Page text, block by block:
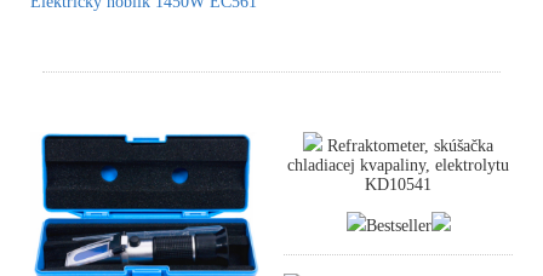
Refraktometer, skúšačka
chladiacej kvapaliny, elektrolytu
KD10541
Bestseller